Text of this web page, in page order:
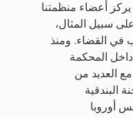
يركز أعضاء منظمتنا
سبيل المثال،
في القضاء. ومنذ
داخل المحكمة
العديد من
البندقية